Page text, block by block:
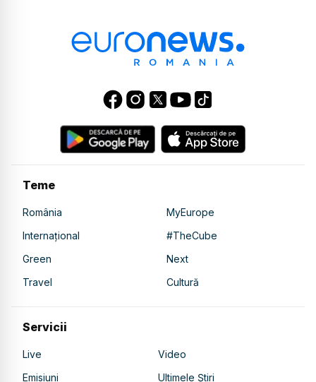
Teme
România
MyEurope
Internațional
#TheCube
Green
Next
Travel
Cultură
Servicii
Live
Video
Emisiuni
Ultimele Știri